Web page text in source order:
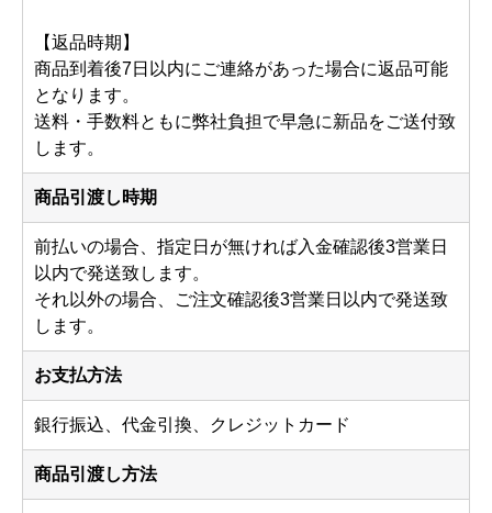
【返品時期】
商品到着後7日以内にご連絡があった場合に返品可能
となります。
送料・手数料ともに弊社負担で早急に新品をご送付致
します。
商品引渡し時期
前払いの場合、指定日が無ければ入金確認後3営業日
以内で発送致します。
それ以外の場合、ご注文確認後3営業日以内で発送致
します。
お支払方法
銀行振込、代金引換、クレジットカード
商品引渡し方法